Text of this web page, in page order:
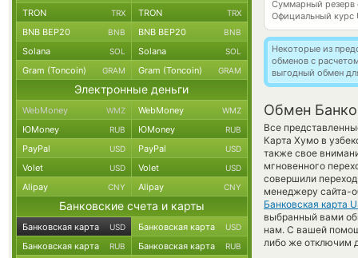
Суммарный резерв
Официальный курс
Некоторые из
обменов с
выгодный обмен
Обмен
Все
Карта Хумо в
также свое
мгновенного
совершили
менеджеру сайта-
Банковская карта
выбранный вами
нам. С вашей
либо же отключим
TRON TRX TRON TRX
BNB BEP20 BNB BNB BEP20 BNB
Solana SOL Solana SOL
Gram (Toncoin) GRAM Gram (Toncoin) GRAM
Электронные деньги
WebMoney WMZ WebMoney WMZ
ЮMoney RUB ЮMoney RUB
PayPal USD PayPal USD
Volet USD Volet USD
Alipay CNY Alipay CNY
Банковские счета и карты
Банковская карта USD Банковская карта USD
Банковская карта RUB Банковская карта RUB